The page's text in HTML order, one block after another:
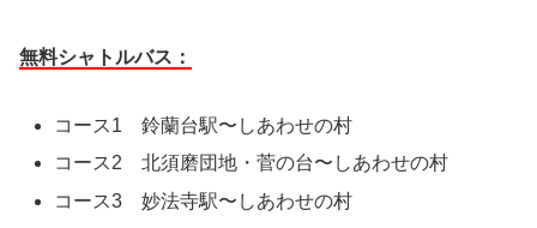
無料シャトルバス：
コース1 鈴蘭台駅〜しあわせの村
コース2 北須磨団地・菅の台〜しあわせの村
コース3 妙法寺駅〜しあわせの村